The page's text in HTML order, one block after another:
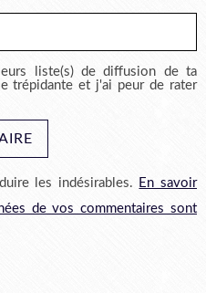
liste(s) de diffusion de ta
trépidante et j'ai peur de rater
les indésirables. En savoir
de vos commentaires sont